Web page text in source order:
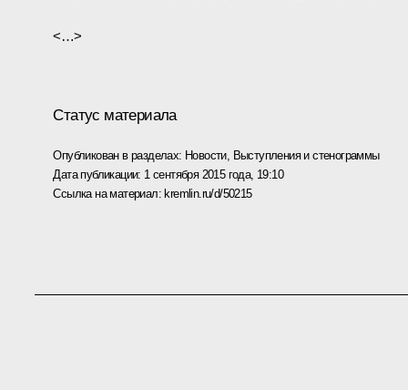
<…>
Статус материала
Опубликован в разделах: Новости, Выступления и стенограммы
Дата публикации: 1 сентября 2015 года, 19:10
Ссылка на материал: kremlin.ru/d/50215